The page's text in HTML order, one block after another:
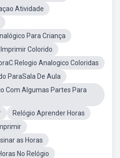
Atividade
Para Criança
Colorido
Relogio Analogico Coloridas
ParaSala De Aula
Com Algumas Partes Para
Relógio Aprender Horas
as Horas
No Relógio